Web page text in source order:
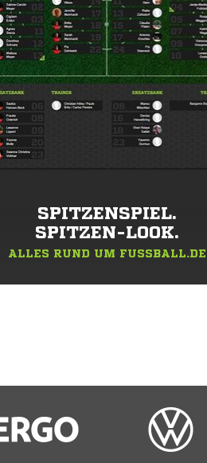
SPITZENSPIEL.
SPITZEN-LOOK.
ALLES RUND UM FUSSBALL.DE